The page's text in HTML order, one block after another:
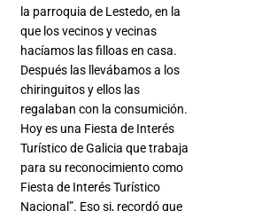
la parroquia de Lestedo, en la
que los vecinos y vecinas
hacíamos las filloas en casa.
Después las llevábamos a los
chiringuitos y ellos las
regalaban con la consumición.
Hoy es una Fiesta de Interés
Turístico de Galicia que trabaja
para su reconocimiento como
Fiesta de Interés Turístico
Nacional”. Eso si, recordó que